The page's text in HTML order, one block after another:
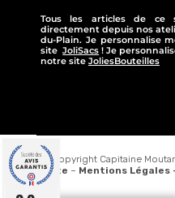
Tous les articles de ce
directement depuis nos
du-Plain. Je personnalise
siteJoliSacs ! Je
notre site JoliesBouteilles
© Copyright Capitaine
vente – Mentions Légales